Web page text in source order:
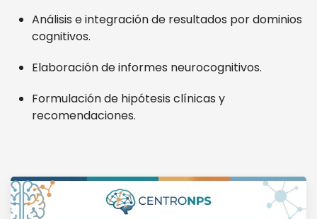
Análisis e integración de resultados por dominios
cognitivos.
Elaboración de informes neurocognitivos.
Formulación de hipótesis clínicas y
recomendaciones.